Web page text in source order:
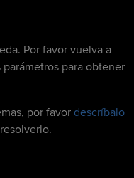
Por favor vuelva a
para obtener
por favor descríbalo